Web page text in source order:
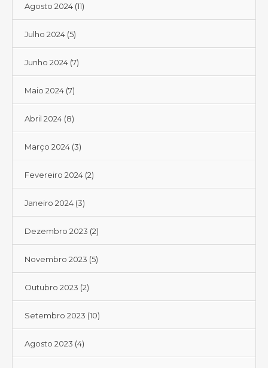
Agosto 2024 (11)
Julho 2024 (5)
Junho 2024 (7)
Maio 2024 (7)
Abril 2024 (8)
Março 2024 (3)
Fevereiro 2024 (2)
Janeiro 2024 (3)
Dezembro 2023 (2)
Novembro 2023 (5)
Outubro 2023 (2)
Setembro 2023 (10)
Agosto 2023 (4)